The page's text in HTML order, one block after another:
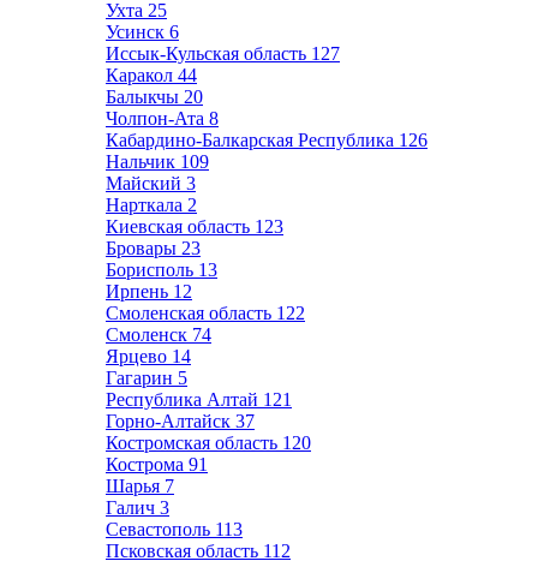
Ухта 25
Усинск 6
Иссык-Кульская область 127
Каракол 44
Балыкчы 20
Чолпон-Ата 8
Кабардино-Балкарская Республика 126
Нальчик 109
Майский 3
Нарткала 2
Киевская область 123
Бровары 23
Борисполь 13
Ирпень 12
Смоленская область 122
Смоленск 74
Ярцево 14
Гагарин 5
Республика Алтай 121
Горно-Алтайск 37
Костромская область 120
Кострома 91
Шарья 7
Галич 3
Севастополь 113
Псковская область 112